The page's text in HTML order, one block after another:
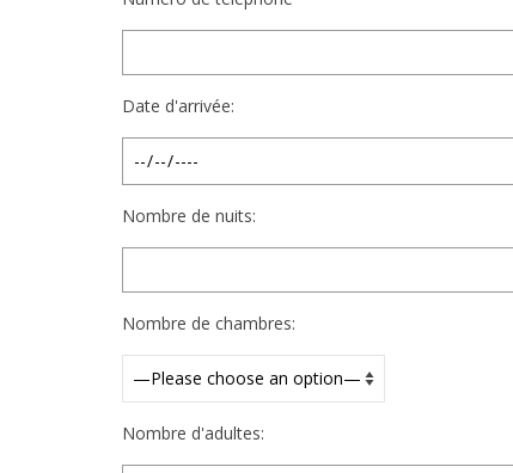
Date d'arrivée:
Nombre de nuits:
Nombre de chambres:
Nombre d'adultes: